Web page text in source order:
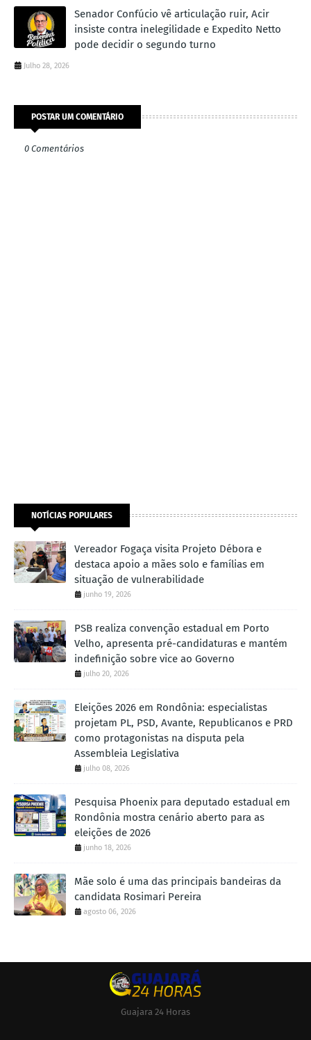
Senador Confúcio vê articulação ruir, Acir
insiste contra inelegilidade e Expedito Netto
pode decidir o segundo turno
Julho 28, 2026
POSTAR UM COMENTÁRIO
0 Comentários
NOTÍCIAS POPULARES
Vereador Fogaça visita Projeto Débora e
destaca apoio a mães solo e famílias em
situação de vulnerabilidade
junho 19, 2026
PSB realiza convenção estadual em Porto
Velho, apresenta pré-candidaturas e mantém
indefinição sobre vice ao Governo
julho 20, 2026
Eleições 2026 em Rondônia: especialistas
projetam PL, PSD, Avante, Republicanos e PRD
como protagonistas na disputa pela
Assembleia Legislativa
julho 08, 2026
Pesquisa Phoenix para deputado estadual em
Rondônia mostra cenário aberto para as
eleições de 2026
junho 18, 2026
Mãe solo é uma das principais bandeiras da
candidata Rosimari Pereira
agosto 06, 2026
Guajara 24 Horas